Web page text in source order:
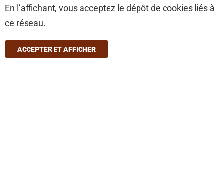
En l’affichant, vous acceptez le dépôt de cookies liés à
ce réseau.
ACCEPTER ET AFFICHER